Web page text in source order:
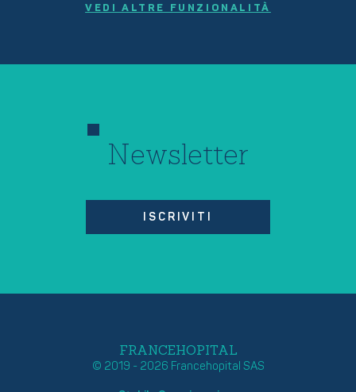
VEDI ALTRE FUNZIONALITÀ
Newsletter
ISCRIVITI
FRANCEHOPITAL
© 2019 - 2026 Francehopital SAS